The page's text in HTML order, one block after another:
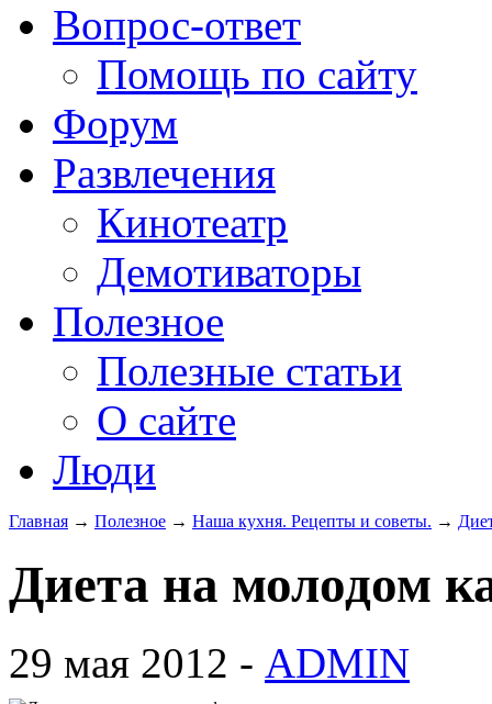
Вопрос-ответ
Помощь по сайту
Форум
Развлечения
Кинотеатр
Демотиваторы
Полезное
Полезные статьи
О сайте
Люди
Главная → Полезное → Наша кухня. Рецепты и советы. →
Диета на молодом
29 мая 2012 - ADMIN